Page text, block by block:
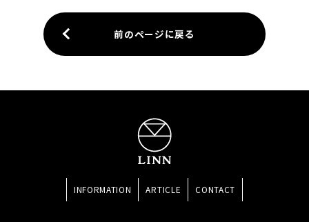
前のページに戻る
INFORMATION ARTICLE CONTACT